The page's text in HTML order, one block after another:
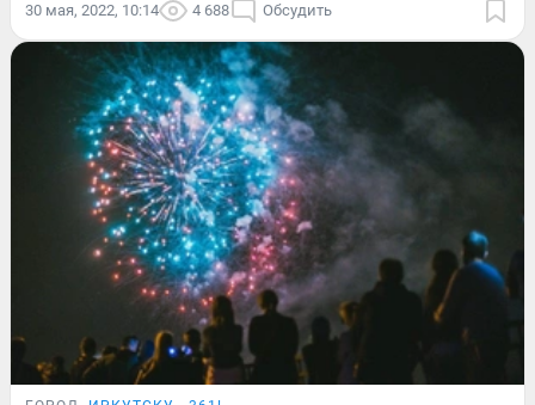
30 мая, 2022, 10:14 4 688 Обсудить